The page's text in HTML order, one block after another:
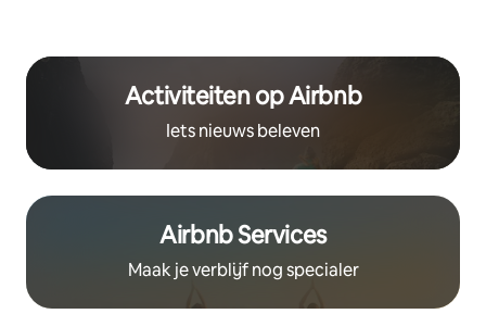
Activiteiten op Airbnb
Iets nieuws beleven
Airbnb Services
Maak je verblijf nog specialer